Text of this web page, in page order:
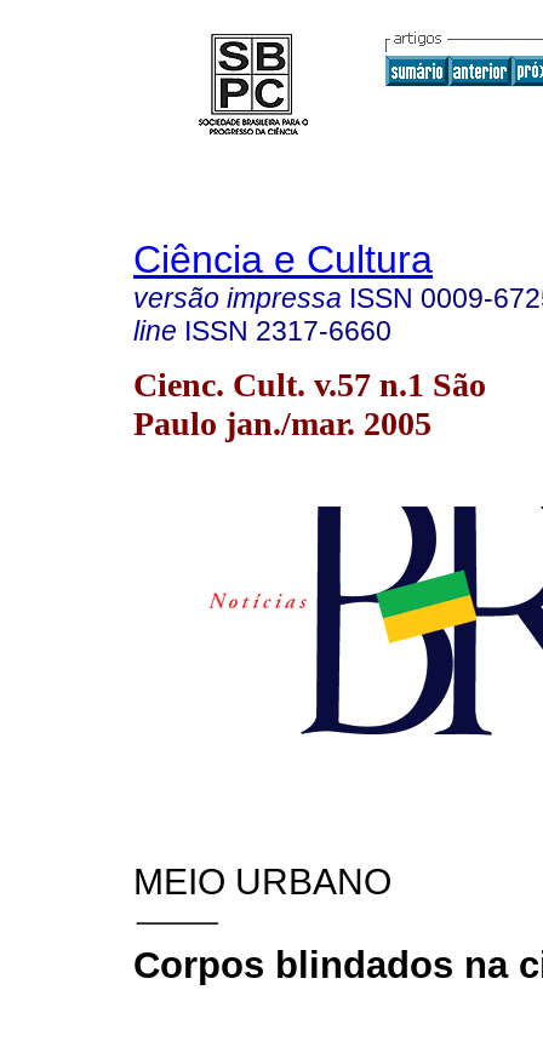
Ciência e Cultura
versão impressa ISSN 0009-
line ISSN 2317-6660
Cienc. Cult. v.57 n.1 São
Paulo jan./mar. 2005
MEIO URBANO
Corpos blindados na